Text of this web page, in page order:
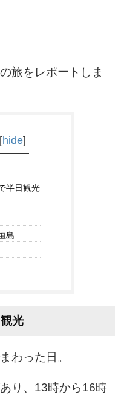
旅をレポートしま
[hide]
半日観光
島
光
わった日。
り、13時から16時